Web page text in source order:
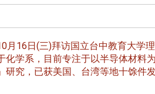
月16日(三)拜访国立台中教育大学
化学系，目前专注于以半导体材料
研究，已获美国、台湾等地十馀件
来访】香港校友会前会
琴、杜天宝学长
所、
邱孝贤
届理事